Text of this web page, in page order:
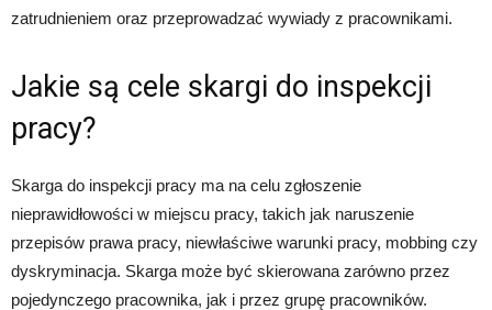
zatrudnieniem oraz przeprowadzać wywiady z pracownikami.
Jakie są cele skargi do inspekcji
pracy?
Skarga do inspekcji pracy ma na celu zgłoszenie
nieprawidłowości w miejscu pracy, takich jak naruszenie
przepisów prawa pracy, niewłaściwe warunki pracy, mobbing czy
dyskryminacja. Skarga może być skierowana zarówno przez
pojedynczego pracownika, jak i przez grupę pracowników.